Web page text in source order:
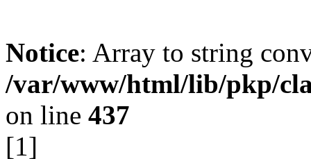
Notice: Array to string
/var/www/html/lib/pkp/
on line 437
[1]